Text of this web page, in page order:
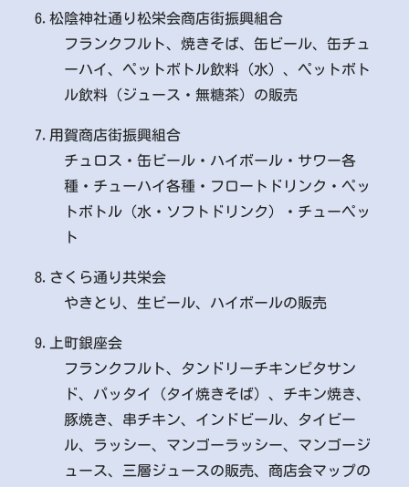
6.松陰神社通り松栄会商店街振興組合
フランクフルト、焼きそば、缶ビール、缶チュ
ーハイ、ペットボトル飲料（水）、ペットボト
ル飲料（ジュース・無糖茶）の販売
7.用賀商店街振興組合
チュロス・缶ビール・ハイボール・サワー各
種・チューハイ各種・フロートドリンク・ペッ
トボトル（水・ソフトドリンク）・チューペッ
ト
8.さくら通り共栄会
やきとり、生ビール、ハイボールの販売
9.上町銀座会
フランクフルト、タンドリーチキンピタサン
ド、パッタイ（タイ焼きそば）、チキン焼き、
豚焼き、串チキン、インドビール、タイビー
ル、ラッシー、マンゴーラッシー、マンゴージ
ュース、三層ジュースの販売、商店会マップの